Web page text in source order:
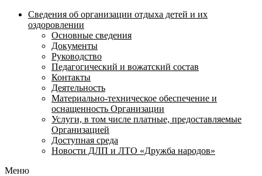
Сведения об организации отдыха детей и их
оздоровлении
Основные сведения
Документы
Руководство
Педагогический и вожатский состав
Контакты
Деятельность
Материально-техническое обеспечение и
оснащенность Организации
Услуги, в том числе платные, предоставляемые
Организацией
Доступная среда
Новости ДЛП и ЛТО «Дружба народов»
Меню